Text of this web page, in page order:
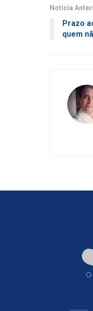
Notícia
Prazo
quem